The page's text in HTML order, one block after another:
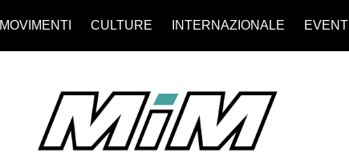
MOVIMENTI CULTURE INTERNAZIONALE EVENTI